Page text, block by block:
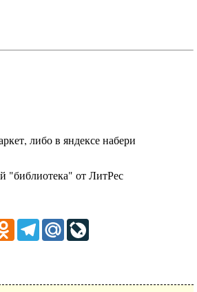
либо в яндексе набери
"библиотека" от ЛитРес
Odnoklassniki
TelegramMail.Ru